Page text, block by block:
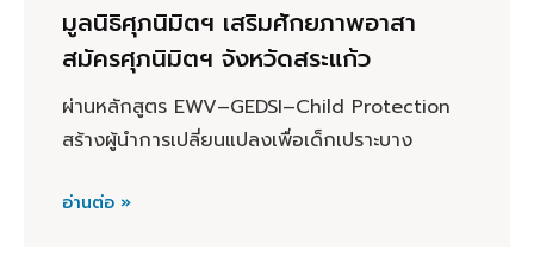
มูลนิธิศุภนิมิตฯ เสริมศักยภาพอาสา
สมัครศุภนิมิตฯ จังหวัดสระแก้ว
ผ่านหลักสูตร EWV–GEDSI–Child Protection
สร้างผู้นำการเปลี่ยนแปลงเพื่อเด็กเปราะบาง
อ่านต่อ »